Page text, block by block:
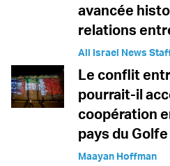
avancée
relations
All Israel News
Le conflit
pourrait-il
coopération
pays du Golfe
Maayan Hoffman